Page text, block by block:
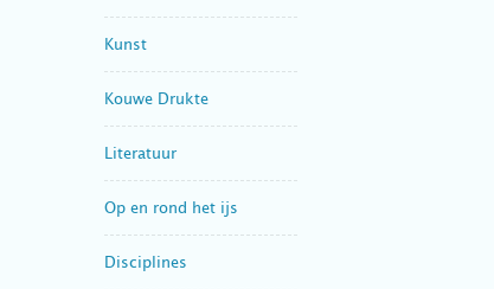
Kunst
Kouwe Drukte
Literatuur
Op en rond het ijs
Disciplines